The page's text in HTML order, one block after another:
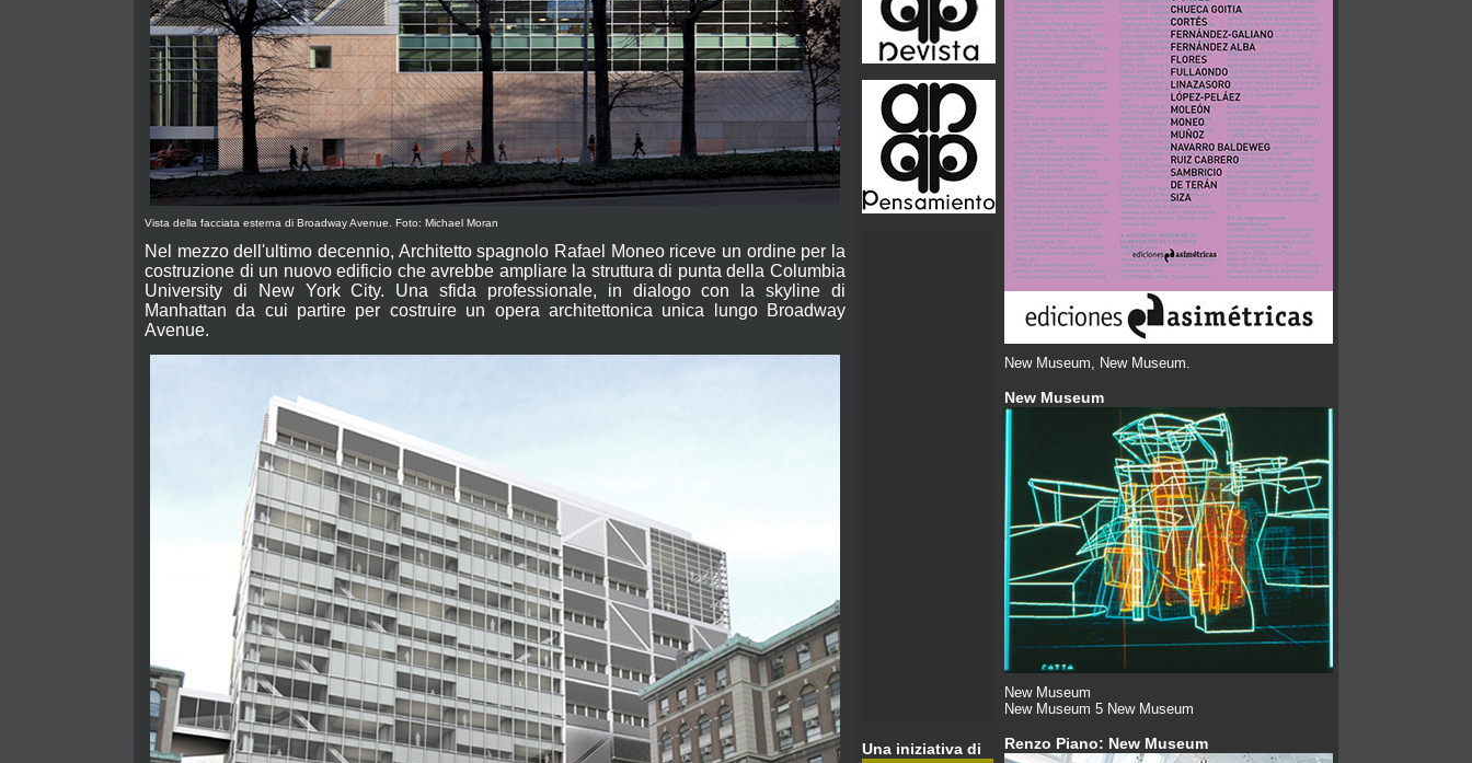
Vista della facciata esterna di Broadway Avenue. Foto: Michael Moran
Nel mezzo dell'ultimo decennio, Architetto spagnolo Rafael Moneo riceve un ordine per la
costruzione di un nuovo edificio che avrebbe ampliare la struttura di punta della Columbia
University di New York City. Una sfida professionale, in dialogo con la skyline di
Manhattan da cui partire per costruire un opera architettonica unica lungo Broadway
Avenue.
Una iniziativa di
New Museum, New Museum.
New Museum
New Museum
New Museum 5 New Museum
Renzo Piano: New Museum